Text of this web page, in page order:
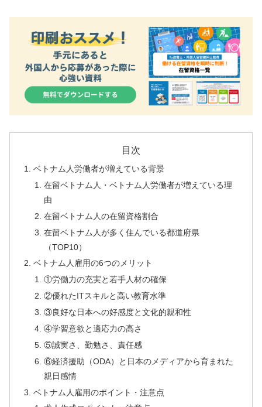
目次
ベトナム人労働者が増えている背景
在留ベトナム人・ベトナム人労働者が増えている理
由
在留ベトナム人の在留資格割合
在留ベトナム人が多く住んでいる都道府県
（TOP10）
ベトナム人雇用の6つのメリット
①労働力の充実と若手人材の確保
②優れたITスキルと高い教育水準
③良好な日本への好感度と文化的親和性
④学習意欲と適応力の高さ
⑤誠実さ、勤勉さ、責任感
⑥経済援助（ODA）と日本のメディアから育まれた
親日感情
ベトナム人雇用のポイント・注意点